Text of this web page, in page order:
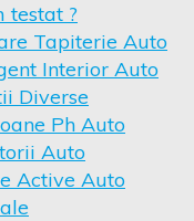
testat ?
Tapiterie Auto
Interior Auto
Diverse
Ph Auto
Auto
Active Auto